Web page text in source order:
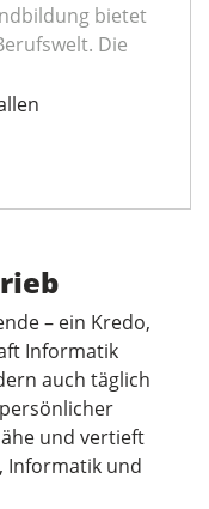
bietet
Die
– ein Kredo,
Informatik
auch täglich
und vertieft
Informatik und